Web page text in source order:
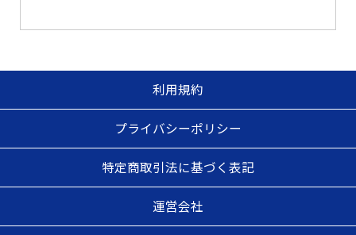
利用規約
プライバシーポリシー
特定商取引法に基づく表記
運営会社